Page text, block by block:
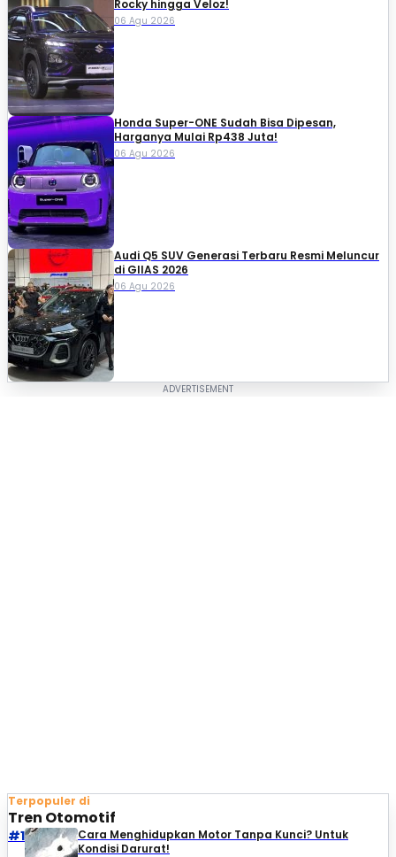
Rocky hingga Veloz!
06 Agu 2026
Honda Super-ONE Sudah Bisa Dipesan,
Harganya Mulai Rp438 Juta!
06 Agu 2026
Audi Q5 SUV Generasi Terbaru Resmi Meluncur
di GIIAS 2026
06 Agu 2026
Terpopuler di
Tren Otomotif
#1
Cara Menghidupkan Motor Tanpa Kunci? Untuk
Kondisi Darurat!